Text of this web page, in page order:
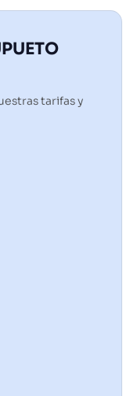
tarifas y